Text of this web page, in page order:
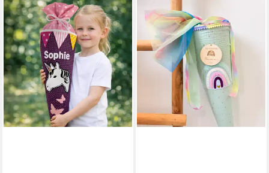
WINDELTOU - MACH DEINS
DRAUS
Schultüte Stoffschultüte –
Zuckertüte aus Stoff 35, 70
o. 85 cm, nachhaltig
ab 33,00 €
lieferbar - in 2-3 Werktagen bei dir